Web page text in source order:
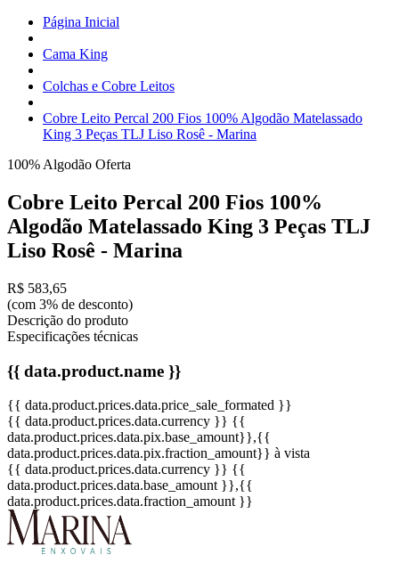
Página Inicial
Cama King
Colchas e Cobre Leitos
Cobre Leito Percal 200 Fios 100% Algodão Matelassado
King 3 Peças TLJ Liso Rosê - Marina
100% Algodão Oferta
Cobre Leito Percal 200 Fios 100%
Algodão Matelassado King 3 Peças TLJ
Liso Rosê - Marina
R$ 583,65
(com 3% de desconto)
Descrição do produto
Especificações técnicas
{{ data.product.name }}
{{ data.product.prices.data.price_sale_formated }}
{{ data.product.prices.data.currency }} {{
data.product.prices.data.pix.base_amount}},{{
data.product.prices.data.pix.fraction_amount}} à vista
{{ data.product.prices.data.currency }} {{
data.product.prices.data.base_amount }},{{
data.product.prices.data.fraction_amount }}